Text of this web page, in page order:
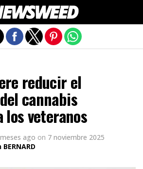
reducir el
cannabis
los veteranos
ago on 7 noviembre 2025
de la versión móvil